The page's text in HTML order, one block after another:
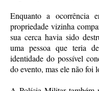
Enquanto a ocorrência
propriedade vizinha
sua cerca havia sido
uma pessoa que teria
identidade do possível
do evento, mas ele não foi